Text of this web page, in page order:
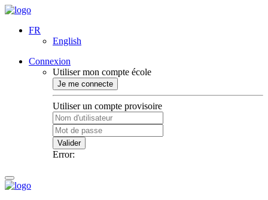
FR
English
Connexion
Utiliser mon compte école
Je me connecte
Utiliser un compte provisoire
Valider
Error: